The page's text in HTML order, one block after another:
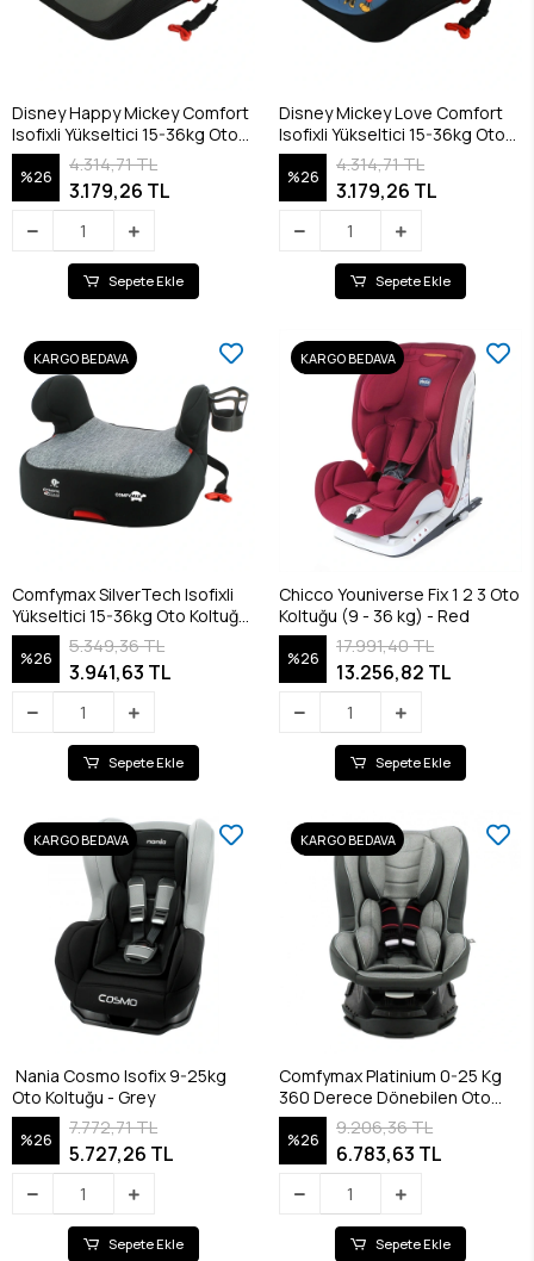
Disney Happy Mickey Comfort
Isofixli Yükseltici 15-36kg Oto
Koltuğu
%26
4.314,71 TL
3.179,26 TL
Sepete Ekle
Disney Mickey Love Comfort
Isofixli Yükseltici 15-36kg Oto
Koltuğu
%26
4.314,71 TL
3.179,26 TL
Sepete Ekle
KARGO BEDAVA
Comfymax SilverTech Isofixli
Yükseltici 15-36kg Oto Koltuğu
+ Cup Holder
%26
5.349,36 TL
3.941,63 TL
Sepete Ekle
KARGO BEDAVA
Chicco Youniverse Fix 1 2 3 Oto
Koltuğu (9 - 36 kg) - Red
%26
17.991,40 TL
13.256,82 TL
Sepete Ekle
KARGO BEDAVA
Nania Cosmo Isofix 9-25kg
Oto Koltuğu - Grey
%26
7.772,71 TL
5.727,26 TL
Sepete Ekle
KARGO BEDAVA
Comfymax Platinium 0-25 Kg
360 Derece Dönebilen Oto
Koltuğu - Grey
%26
9.206,36 TL
6.783,63 TL
Sepete Ekle